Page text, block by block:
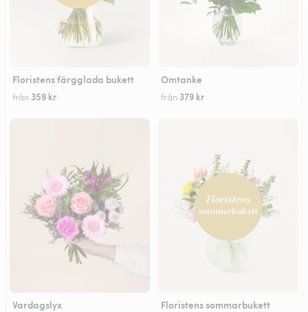
Floristens färgglada bukett
från 359 kr
Omtanke
från 379 kr
Vardagslyx Floristens sommarbukett